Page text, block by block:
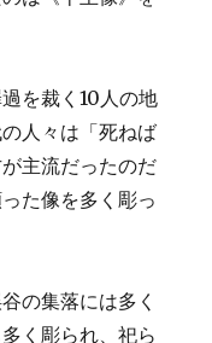
を裁く10人の地
人々は「死ねば
主流だったのだ
た像を多く彫っ
の集落には多く
く彫られ、祀ら